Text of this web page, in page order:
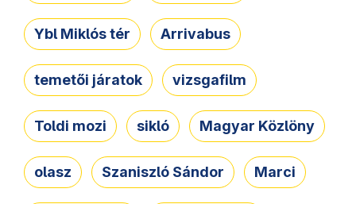
Ybl Miklós tér Arrivabus
temetői járatok vizsgafilm
Toldi mozi sikló Magyar Közlöny
olasz Szaniszló Sándor Marci